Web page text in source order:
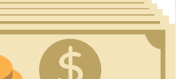
إلكترونيا